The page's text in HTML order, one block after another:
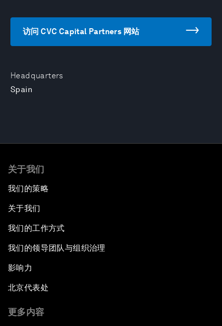
Headquarters
Spain
访问 CVC Capital Partners 网站
关于我们
我们的策略
关于我们
我们的工作方式
我们的领导团队与组织治理
影响力
北京代表处
更多内容